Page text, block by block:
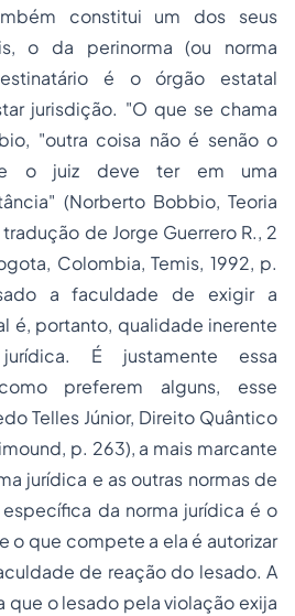
constitui um dos seus
o da perinorma (ou norma
é o órgão estatal
jurisdição. "O que se chama
"outra coisa não é senão o
o juiz deve ter em uma
(Norberto Bobbio, Teoria
tradução de Jorge Guerrero R., 2
Colombia, Temis, 1992, p.
a faculdade de exigir a
é, portanto, qualidade inerente
É justamente essa
preferem alguns, esse
Telles Júnior, Direito Quântico
p. 263), a mais marcante
jurídica e as outras normas de
da norma jurídica é o
o que compete a ela é autorizar
de reação do lesado. A
que o lesado pela violação exija